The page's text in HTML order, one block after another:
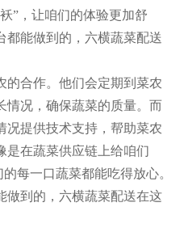
”，让咱们的体验更加舒
都能做到的，六横蔬菜配送
的合作。他们会定期到菜农
情况，确保蔬菜的质量。而
况提供技术支持，帮助菜农
是在蔬菜供应链上给咱们
每一口蔬菜都能吃得放心。
做到的，六横蔬菜配送在这